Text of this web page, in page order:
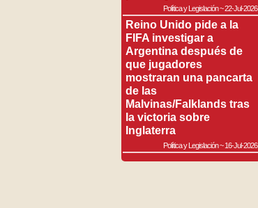
Política y Legislación~22-Jul-2026
Reino Unido pide a la
FIFA investigar a
Argentina después de
que jugadores
mostraran una pancarta
de las
Malvinas/Falklands tras
la victoria sobre
Inglaterra
Política y Legislación~16-Jul-2026